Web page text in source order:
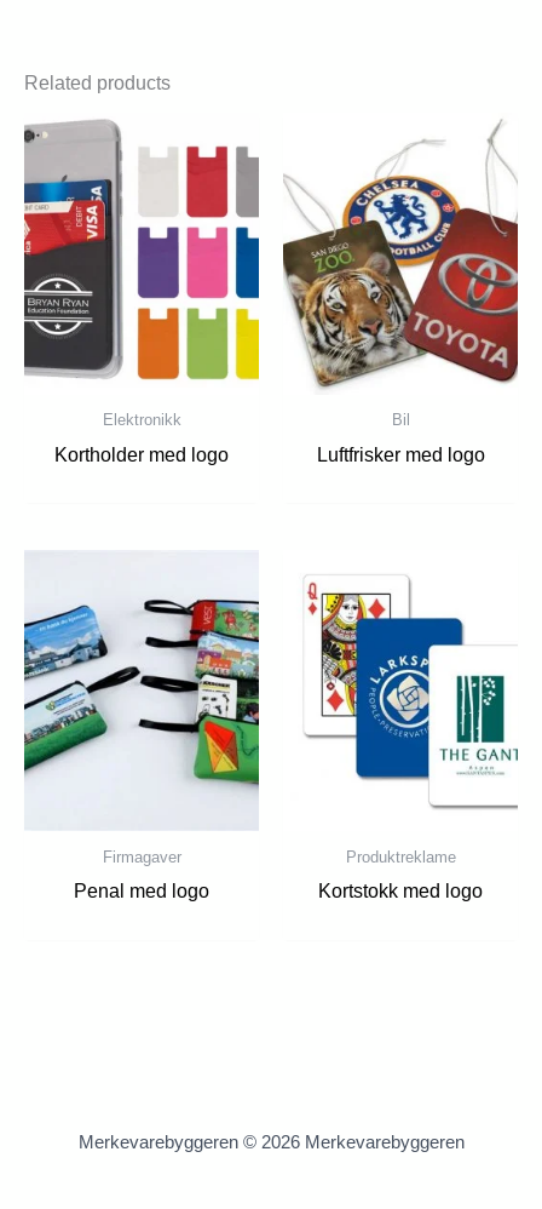
Related products
Elektronikk
Kortholder med logo
Bil
Luftfrisker med logo
Firmagaver
Penal med logo
Produktreklame
Kortstokk med logo
Merkevarebyggeren © 2026 Merkevarebyggeren